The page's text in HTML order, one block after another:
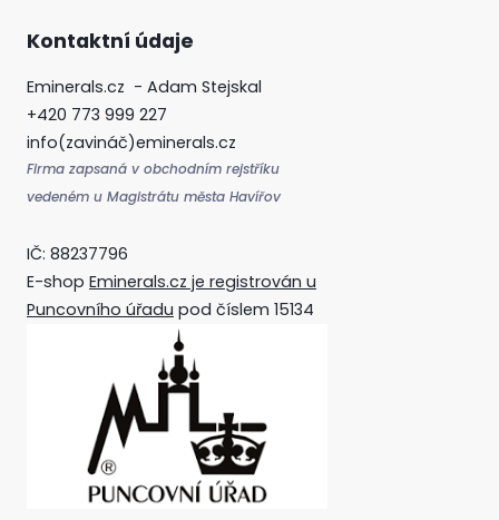
Kontaktní údaje
Eminerals.cz - Adam Stejskal
+420 773 999 227
info(zavináč)eminerals.cz
Firma zapsaná v obchodním rejstříku
vedeném u Magistrátu města Havířov
IČ: 88237796
E-shop Eminerals.cz je registrován u
Puncovního úřadu pod číslem 15134